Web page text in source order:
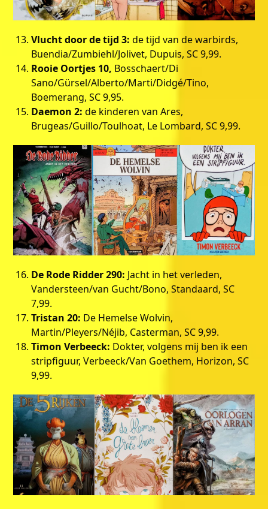
Vlucht door de tijd 3: de tijd van de warbirds,
Buendia/Zumbiehl/Jolivet, Dupuis, SC 9,99.
Rooie Oortjes 10, Bosschaert/Di
Sano/Gürsel/Alberto/Marti/Didgé/Tino,
Boemerang, SC 9,95.
Daemon 2: de kinderen van Ares,
Brugeas/Guillo/Toulhoat, Le Lombard, SC 9,99.
De Rode Ridder 290: Jacht in het verleden,
Vandersteen/van Gucht/Bono, Standaard, SC
7,99.
Tristan 20: De Hemelse Wolvin,
Martin/Pleyers/Néjib, Casterman, SC 9,99.
Timon Verbeeck: Dokter, volgens mij ben ik een
stripfiguur, Verbeeck/Van Goethem, Horizon, SC
9,99.